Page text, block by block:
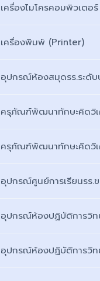
เครื่องไมโครคอมพิวเตอร์
เครื่องพิมพ์ (Printer)
อุปกรณ์ห้องสมุดรร.ระดั
ครุภัณฑ์พัฒนาทักษะคิดวิเ
ครุภัณฑ์พัฒนาทักษะคิดวิเ
อุปกรณ์ศูนย์การเรียนรร.
อุปกรณ์ห้องปฏิบัติการวิ
อุปกรณ์ห้องปฏิบัติการวิ